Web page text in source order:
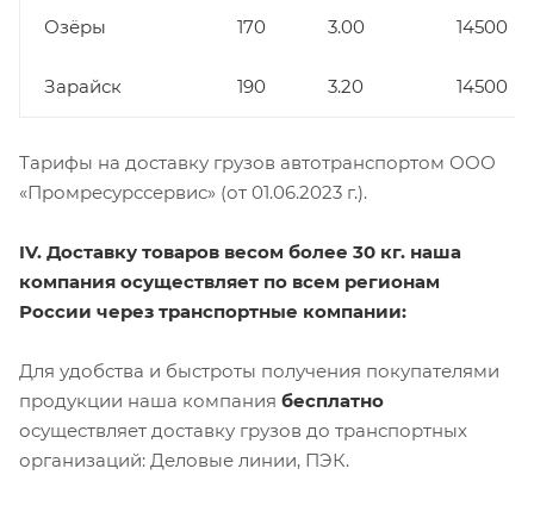
Озёры 170 3.00 14500
Зарайск 190 3.20 14500
Тарифы на доставку грузов автотранспортом ООО
«Промресурссервис» (от 01.06.2023 г.).
IV. Доставку товаров весом более 30 кг. наша
компания осуществляет по всем регионам
России через транспортные компании:
Для удобства и быстроты получения покупателями
продукции наша компания бесплатно
осуществляет доставку грузов до транспортных
организаций: Деловые линии, ПЭК.